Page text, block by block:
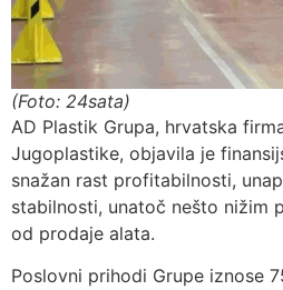
(Foto: 24sata)
AD Plastik Grupa, hrvatska
Jugoplastike, objavila je
snažan rast profitabilnosti,
stabilnosti, unatoč nešto nižim
od prodaje alata.
Poslovni prihodi Grupe iznose